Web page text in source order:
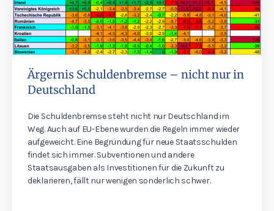
Ärgernis Schuldenbremse – nicht nur in
Deutschland
Die Schuldenbremse steht nicht nur Deutschland im
Weg. Auch auf EU-Ebene wurden die Regeln immer wieder
aufgeweicht. Eine Begründung für neue Staatsschulden
findet sich immer. Subventionen und andere
Staatsausgaben als Investitionen für die Zukunft zu
deklarieren, fällt nur wenigen sonderlich schwer.